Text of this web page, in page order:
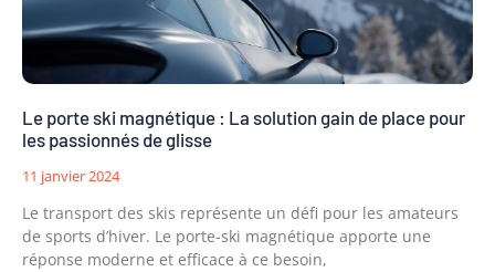
Le porte ski magnétique : La solution gain de place pour
les passionnés de glisse
11 janvier 2024
Le transport des skis représente un défi pour les amateurs
de sports d’hiver. Le porte-ski magnétique apporte une
réponse moderne et efficace à ce besoin,